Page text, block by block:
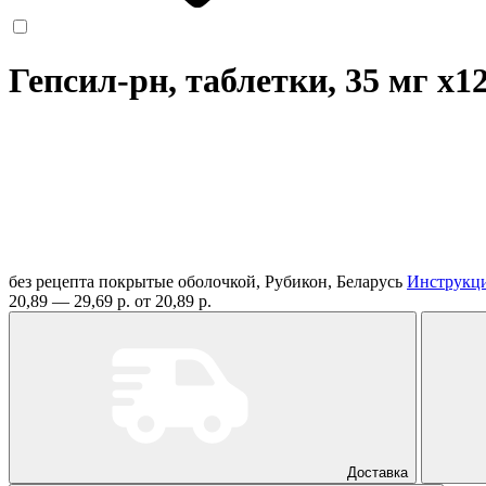
Гепсил-рн, таблетки, 35 мг
без рецепта покрытые оболочкой, Рубикон, Беларусь
20,89 — 29,69 р. от 20,89 р.
Доставка